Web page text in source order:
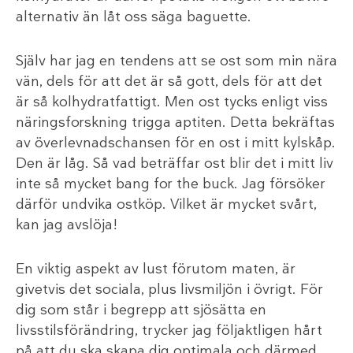
alternativ än låt oss säga baguette.
Själv har jag en tendens att se ost som min nära
vän, dels för att det är så gott, dels för att det
är så kolhydratfattigt. Men ost tycks enligt viss
näringsforskning trigga aptiten. Detta bekräftas
av överlevnadschansen för en ost i mitt kylskåp.
Den är låg. Så vad beträffar ost blir det i mitt liv
inte så mycket bang for the buck. Jag försöker
därför undvika ostköp. Vilket är mycket svårt,
kan jag avslöja!
En viktig aspekt av lust förutom maten, är
givetvis det sociala, plus livsmiljön i övrigt. För
dig som står i begrepp att sjösätta en
livsstilsförändring, trycker jag följaktligen hårt